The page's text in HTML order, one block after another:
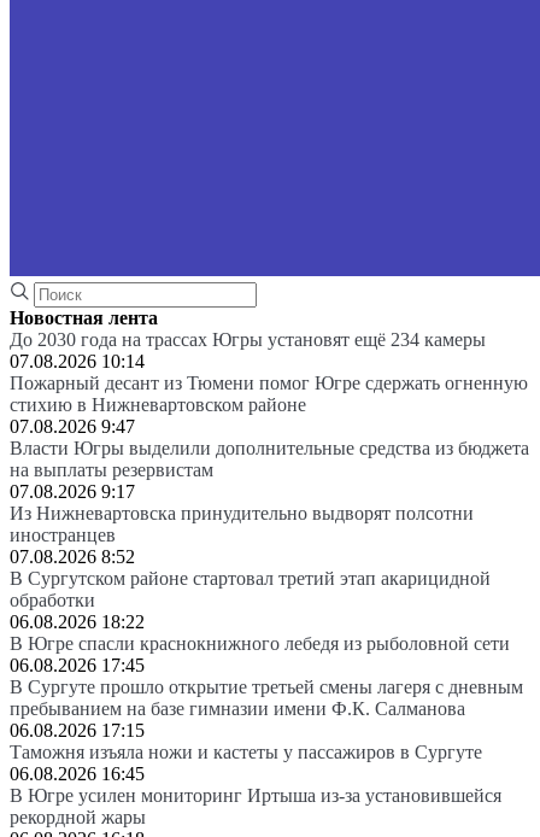
Новостная лента
До 2030 года на трассах Югры установят ещё 234 камеры
07.08.2026 10:14
Пожарный десант из Тюмени помог Югре сдержать огненную
стихию в Нижневартовском районе
07.08.2026 9:47
Власти Югры выделили дополнительные средства из бюджета
на выплаты резервистам
07.08.2026 9:17
Из Нижневартовска принудительно выдворят полсотни
иностранцев
07.08.2026 8:52
В Сургутском районе стартовал третий этап акарицидной
обработки
06.08.2026 18:22
В Югре спасли краснокнижного лебедя из рыболовной сети
06.08.2026 17:45
В Сургуте прошло открытие третьей смены лагеря с дневным
пребыванием на базе гимназии имени Ф.К. Салманова
06.08.2026 17:15
Таможня изъяла ножи и кастеты у пассажиров в Сургуте
06.08.2026 16:45
В Югре усилен мониторинг Иртыша из-за установившейся
рекордной жары